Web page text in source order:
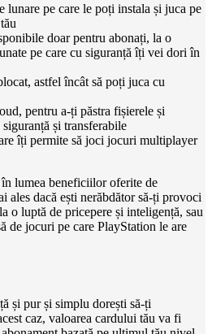
lunare pe care le poți instala și juca pe
doar pentru abonați, la o
pe care cu siguranță îți vei dori în
astfel încât să poți juca cu
pentru a-ți păstra fișierele și
și transferabile
îți permite să joci jocuri multiplayer
lumea beneficiilor oferite de
ales dacă ești nerăbdător să-ți provoci
o luptă de pricepere și inteligență, sau
de jocuri pe care PlayStation le are
și pur și simplu dorești să-ți
caz, valoarea cardului tău va fi